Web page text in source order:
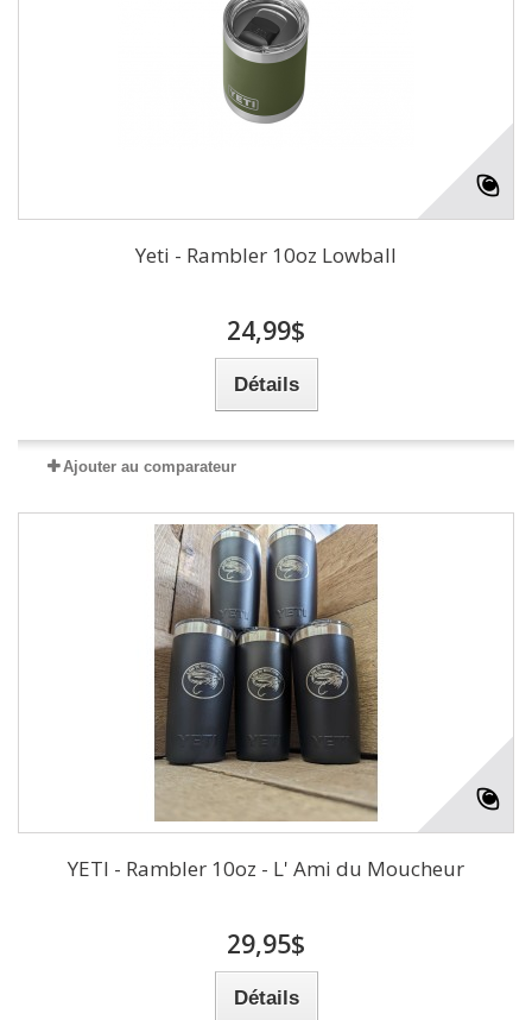
Yeti - Rambler 10oz Lowball
24,99$
Détails
Ajouter au comparateur
YETI - Rambler 10oz - L' Ami du Moucheur
29,95$
Détails